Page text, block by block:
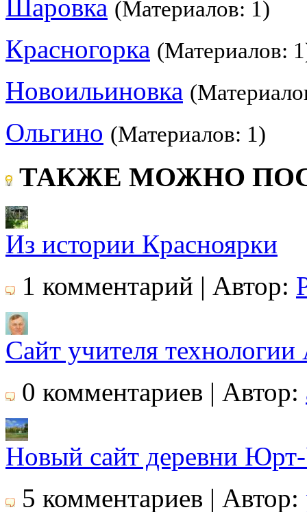
Шаровка (Материалов: 1)
Красногорка (Материалов:
Новоильиновка
Ольгино (Материалов: 1)
ТАКЖЕ МОЖНО
Из истории Красноярки
1 комментарий | Автор:
Сайт учителя
0 комментариев | Автор:
Новый сайт деревни
5 комментариев | Автор: